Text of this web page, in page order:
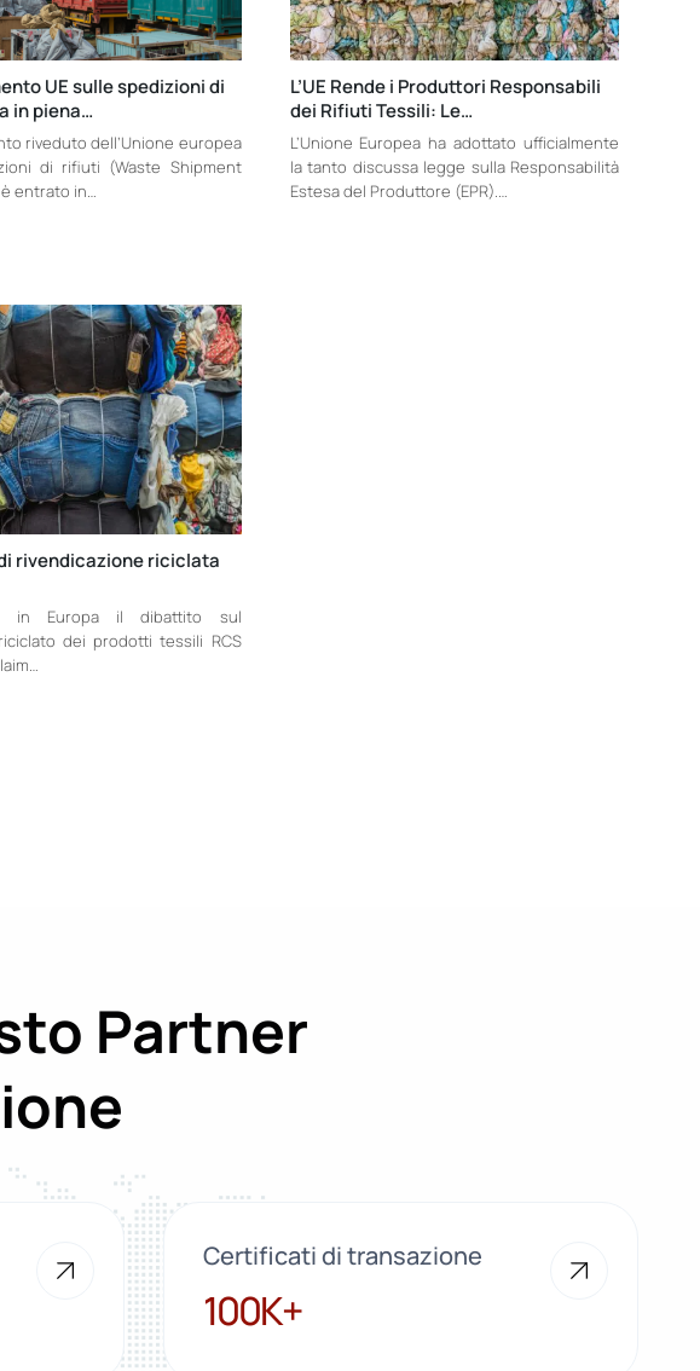
UE sulle spedizioni di
in piena…
riveduto dell’Unione europea
di rifiuti (Waste Shipment
entrato in…
L’UE Rende i Produttori Responsabili
dei Rifiuti Tessili: Le…
L’Unione Europea ha adottato ufficialmente
la tanto discussa legge sulla Responsabilità
Estesa del Produttore (EPR).…
rivendicazione riciclata
in Europa il dibattito sul
dei prodotti tessili RCS
Partner
Certificati di transazione
100K+
100K+